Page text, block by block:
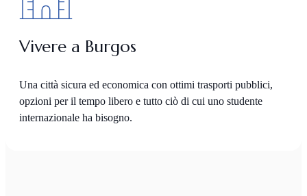
Vivere a Burgos
Una città sicura ed economica con ottimi trasporti pubblici,
opzioni per il tempo libero e tutto ciò di cui uno studente
internazionale ha bisogno.